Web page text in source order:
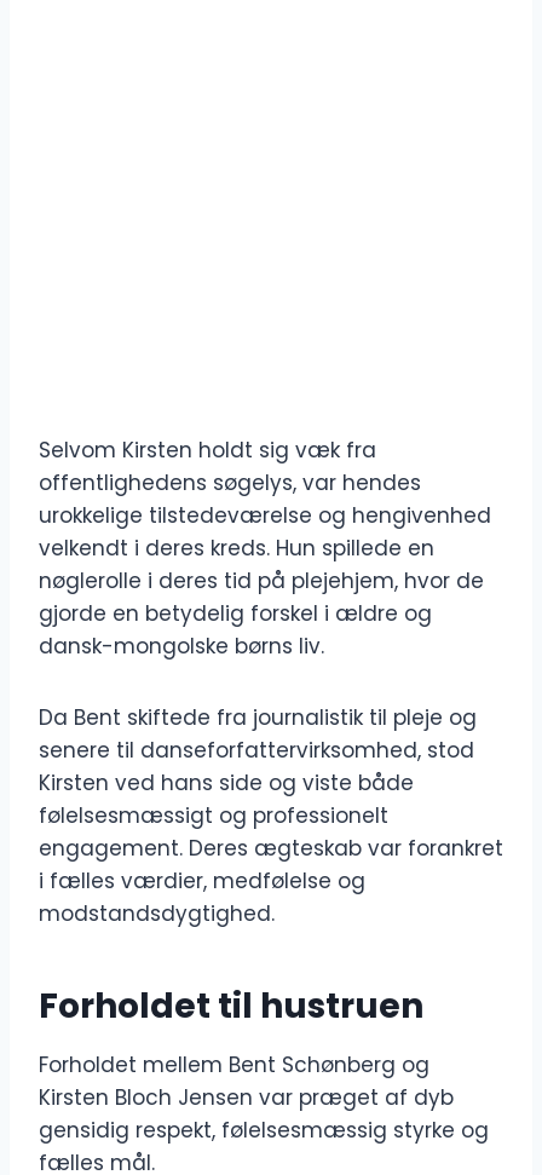
Selvom Kirsten holdt sig væk fra
offentlighedens søgelys, var hendes
urokkelige tilstedeværelse og hengivenhed
velkendt i deres kreds. Hun spillede en
nøglerolle i deres tid på plejehjem, hvor de
gjorde en betydelig forskel i ældre og
dansk-mongolske børns liv.
Da Bent skiftede fra journalistik til pleje og
senere til danseforfattervirksomhed, stod
Kirsten ved hans side og viste både
følelsesmæssigt og professionelt
engagement. Deres ægteskab var forankret
i fælles værdier, medfølelse og
modstandsdygtighed.
Forholdet til hustruen
Forholdet mellem Bent Schønberg og
Kirsten Bloch Jensen var præget af dyb
gensidig respekt, følelsesmæssig styrke og
fælles mål.